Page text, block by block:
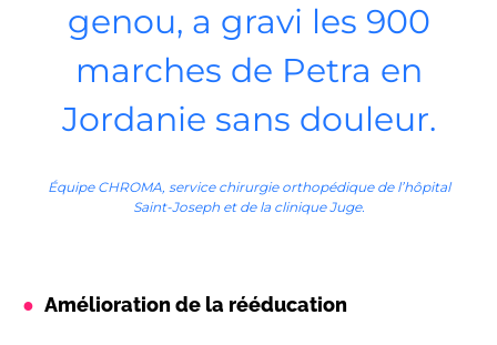
genou, a gravi les 900
marches de Petra en
Jordanie sans douleur.
Équipe CHROMA, service chirurgie orthopédique de l’hôpital
Saint-Joseph et de la clinique Juge.
Amélioration de la rééducation